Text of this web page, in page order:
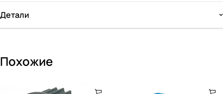
Детали
Похожие